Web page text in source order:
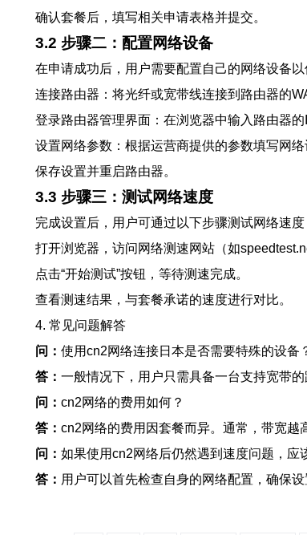
确认套餐后，填写相关申请表格并提交。
3.2 步骤二：配置网络设备
在申请成功后，用户需要配置自己的网络设备
连接路由器：将光纤或宽带线连接到路由器的
登录路由器管理界面：在浏览器中输入路由器
设置网络参数：根据运营商提供的参数填写网
保存设置并重启路由器。
3.3 步骤三：测试网络速度
完成设置后，用户可通过以下步骤测试网络速度
打开浏览器，访问网络测速网站（如
点击“开始测试”按钮，等待测速完成。
查看测速结果，与套餐承诺的速度进行对比。
4. 常见问题解答
问： 使用cn2网络连接日本是否需要特殊的设备
答： 一般情况下，用户只需具备一台支持宽带
问： cn2网络的费用如何？
答： cn2网络的费用因套餐而异。通常，带宽越
问： 如果使用cn2网络后仍然遇到速度问题，应
答： 用户可以首先检查自身的网络配置，确保